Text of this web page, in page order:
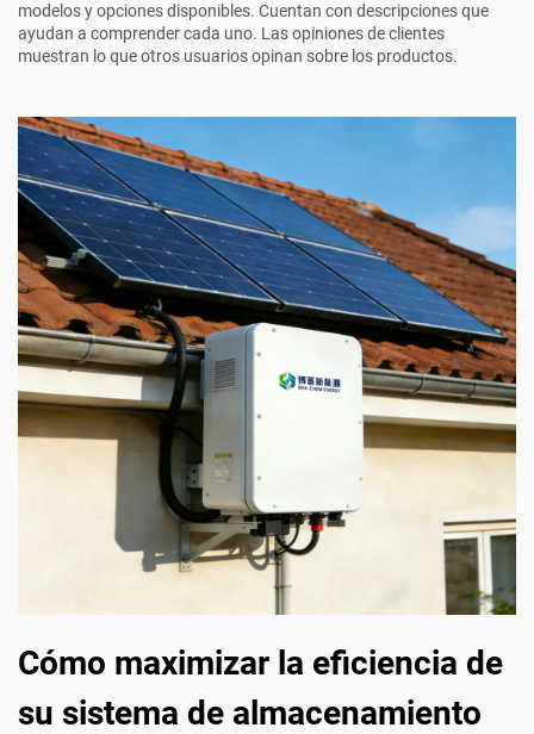
modelos y opciones disponibles. Cuentan con descripciones que
ayudan a comprender cada uno. Las opiniones de clientes
muestran lo que otros usuarios opinan sobre los productos.
Cómo maximizar la eficiencia de
su sistema de almacenamiento